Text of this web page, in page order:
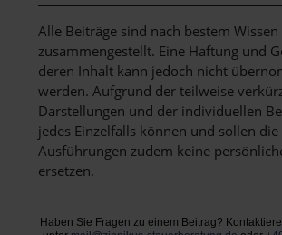
stattfinden müssen. Der Pkw-
Ersatzfahrzeug und verlangte vom
Unfallverursacher den Ersatz der
Mietwagenkosten. Dieser und auch
Berufungsgericht waren jedoch der
dass mangels Haupt- und
keine Mietwagenkosten zu ersetzen
Alle Beiträge sind nach bestem Wissen
zusammengestellt. Eine Haftung und
deren Inhalt kann jedoch nicht
werden. Aufgrund der teilweise
Darstellungen und der individuellen
jedes Einzelfalls können und sollen die
Ausführungen zudem keine
ersetzen.
Haben Sie Fragen zu einem Beitrag?